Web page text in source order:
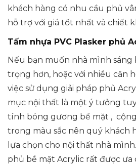
khách hàng có nhu cầu phủ
hỗ trợ với giá tốt nhất và chiết
Tấm nhựa PVC Plasker phủ
Nếu bạn muốn nhà mình sáng
trọng hơn, hoặc với nhiều căn
việc sử dụng giải pháp phủ
mục nội thất là một ý tưởng
tính bóng gương bề mặt ,
trong màu sắc nên quý khách
lựa chọn cho nội thất nhà
phủ bề mặt Acrylic rất được ưa